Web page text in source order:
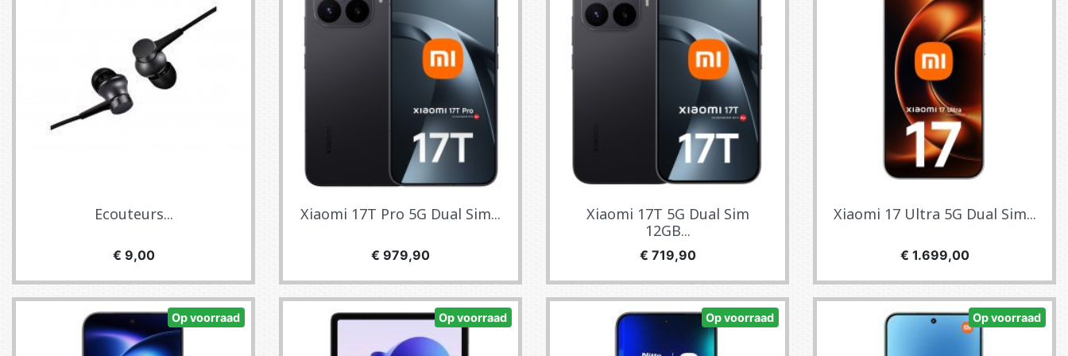
Ecouteurs...
Prijs
€ 9,00
Xiaomi 17T Pro 5G Dual Sim...
Prijs
€ 979,90
Xiaomi 17T 5G Dual Sim
12GB...
Prijs
€ 719,90
Xiaomi 17 Ultra 5G Dual Sim...
Prijs
€ 1.699,00
Op voorraad Op voorraad Op voorraad Op voorraad